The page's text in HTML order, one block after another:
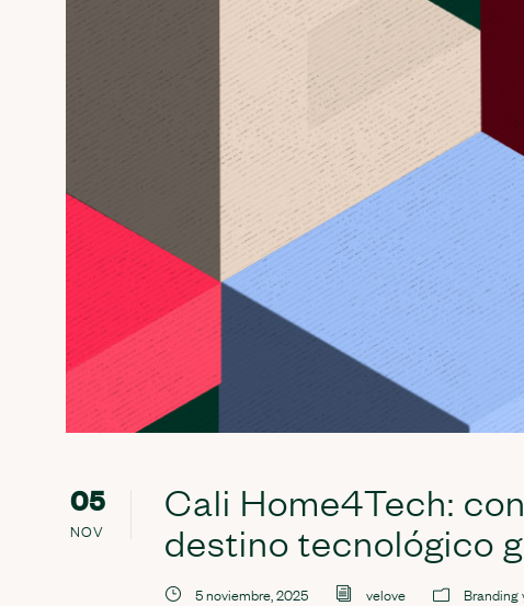
05
NOV
Cali Home4Tech:
destino tecnológico
5 noviembre, 2025 velove Branding